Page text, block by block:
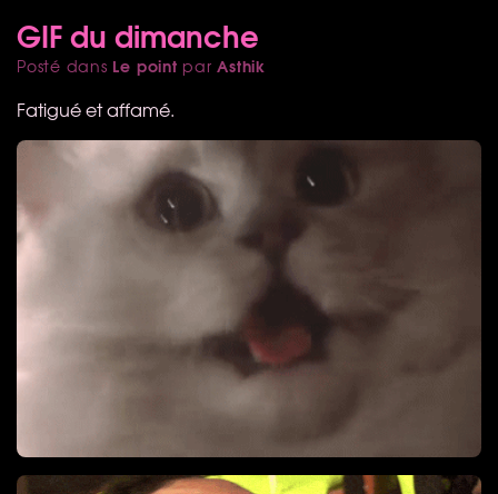
GIF du dimanche
Posté dans Le point parAsthik
Fatigué et affamé.